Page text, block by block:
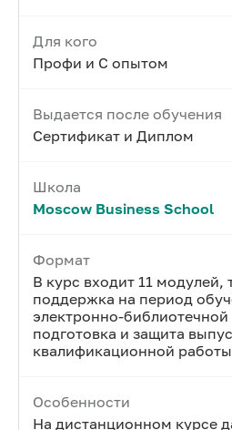
Для кого
Профи и С опытом
Выдается после обучения
Сертификат и Диплом
Школа
Moscow Business School
Формат
В курс входит 11 модулей,
поддержка на период
электронно-библиотечной
подготовка и защита
квалификационной
Особенности
На дистанционном курсе